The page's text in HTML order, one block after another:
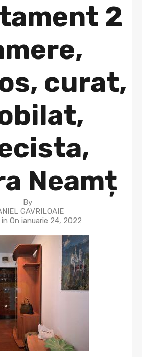
2
curat,
Neamț
By
GAVRILOAIE
On ianuarie 24, 2022